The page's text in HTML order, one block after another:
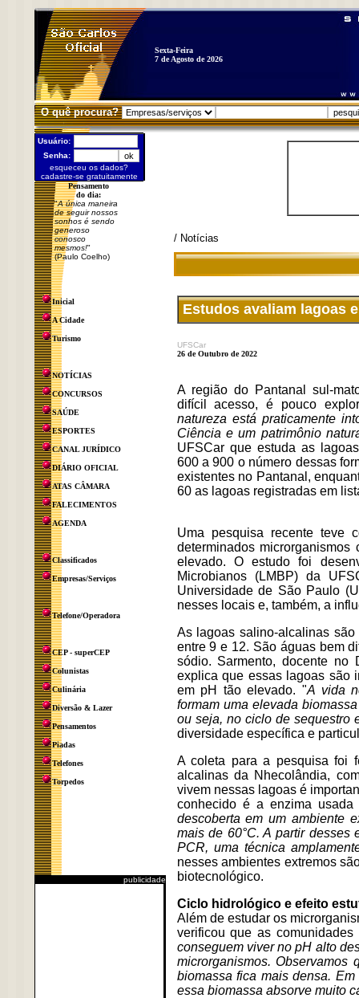
Sexta-Feira
7 de Agosto de 2026
O quê procura?
Usuário:
Senha:
esqueceu os dados?
cadastre-se gratuitamente
Pensamento
do dia:
"A única maneira
de seguir nossos
sonhos é sendo
generoso
conosco
mesmos!"
(Paulo Coelho)
Inicial
A Cidade
Turismo
NOTÍCIAS
CONCURSOS
SAÚDE
ESPORTES
CANAL JURÍDICO
DIÁRIO OFICIAL
ATAS CÂMARA
FALECIMENTOS
AGENDA
Classificados
Empresas/Serviços
Telefone/Operadora
CEP - superCEP
Colunistas
Culinária
Diversão & Lazer
Pensamentos
Piadas
Telefones
Torpedos
publicidade
/ Notícias
Estudos avaliam lagoas
UFSCar
26 de Outubro de 2022
A região do Pantanal sul-
difícil acesso, é pouco
natureza está praticamente
Ciência e um patrimônio
UFSCar que estuda as
600 a 900 o número dessas
existentes no Pantanal,
60 as lagoas registradas em
Uma pesquisa recente teve
determinados
elevado. O estudo foi
Microbianos (LMBP) da
Universidade de São Paulo
nesses locais e, também, a
As lagoas salino-alcalinas
entre 9 e 12. São águas bem
sódio. Sarmento, docente no
explica que essas lagoas são
em pH tão elevado. "A vida
formam uma elevada
ou seja, no ciclo de sequestro
diversidade específica e
A coleta para a pesquisa foi
alcalinas da Nhecolândia,
vivem nessas lagoas é
conhecido é a enzima
descoberta em um ambiente
mais de 60°C. A partir
PCR, uma técnica
nesses ambientes extremos
biotecnológico.
Ciclo hidrológico e efeito
Além de estudar os
verificou que as
conseguem viver no pH alto
microrganismos.
biomassa fica mais densa.
essa biomassa absorve muito